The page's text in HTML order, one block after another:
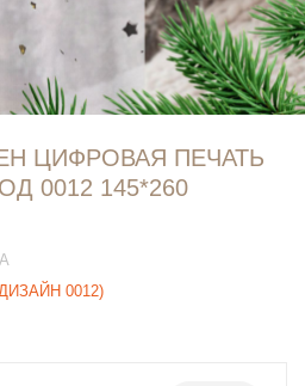
ЦИФРОВАЯ ПЕЧАТЬ
0012 145*260
0012)